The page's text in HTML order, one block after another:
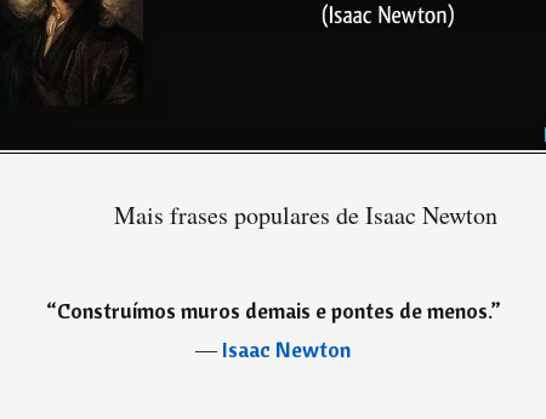
Mais frases populares de Isaac Newton
“Construímos muros demais e pontes de menos.”
―Isaac Newton